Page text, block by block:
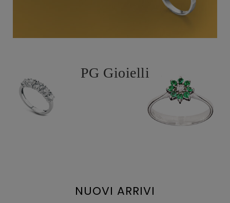
PG Gioielli
NUOVI ARRIVI